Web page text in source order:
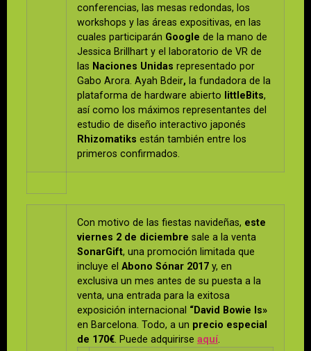
conferencias, las mesas redondas, los
workshops y las áreas expositivas, en las
cuales participarán Google de la mano de
Jessica Brillhart y el laboratorio de VR de
las Naciones Unidas representado por
Gabo Arora. Ayah Bdeir, la fundadora de la
plataforma de hardware abierto littleBits,
así como los máximos representantes del
estudio de diseño interactivo japonés
Rhizomatiks están también entre los
primeros confirmados.
Con motivo de las fiestas navideñas, este
viernes 2 de diciembre sale a la venta
SonarGift, una promoción limitada que
incluye el Abono Sónar 2017 y, en
exclusiva un mes antes de su puesta a la
venta, una entrada para la exitosa
exposición internacional “David Bowie Is»
en Barcelona. Todo, a un precio especial
de 170€. Puede adquirirse aquí.